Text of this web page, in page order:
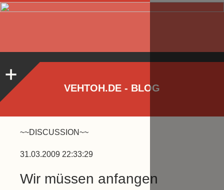
VEHTOH.DE - BLOG
~~DISCUSSION~~
31.03.2009 22:33:29
Wir müssen anfangen